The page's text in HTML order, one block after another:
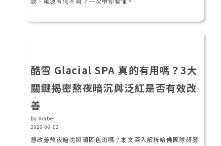
酷雪 Glacial SPA 真的有用嗎？3大
關鍵揭密熬夜暗沉與泛紅是否有效改
善
by Amber
2026-06-02
想改善熬夜暗沈與頑固色斑嗎？本文深入解析哈佛團隊研發